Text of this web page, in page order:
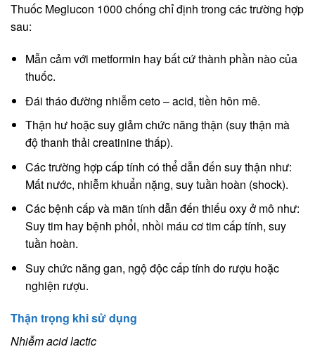
Thuốc Meglucon 1000 chống chỉ định trong các trường hợp
sau:
Mẫn cảm với metformin hay bất cứ thành phần nào của
thuốc.
Đái tháo đường nhiễm ceto – acid, tiền hôn mê.
Thận hư hoặc suy giảm chức năng thận (suy thận mà
độ thanh thải creatinine thấp).
Các trường hợp cấp tính có thể dẫn đến suy thận như:
Mất nước, nhiễm khuẩn nặng, suy tuần hoàn (shock).
Các bệnh cấp và mãn tính dẫn đến thiếu oxy ở mô như:
Suy tim hay bệnh phổi, nhồi máu cơ tim cấp tính, suy
tuần hoàn.
Suy chức năng gan, ngộ độc cấp tính do rượu hoặc
nghiện rượu.
Thận trọng khi sử dụng
Nhiễm acid lactic